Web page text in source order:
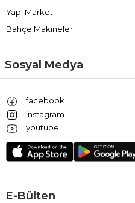
Yapı Market
Bahçe Makineleri
Sosyal Medya
facebook
instagram
youtube
E-Bülten